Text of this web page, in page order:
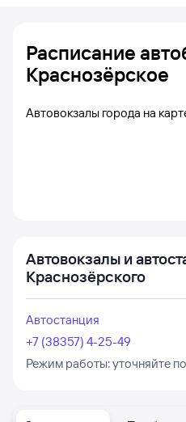
Расписание
Краснозёрское
Автовокзалы города на
Автовокзалы и
Краснозёрского
Автостанция
+7 (38357) 4-25-49
Режим работы:уточняйте